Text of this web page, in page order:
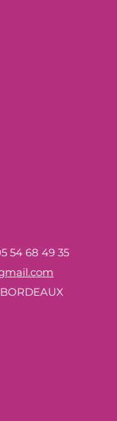
54 68 49 35